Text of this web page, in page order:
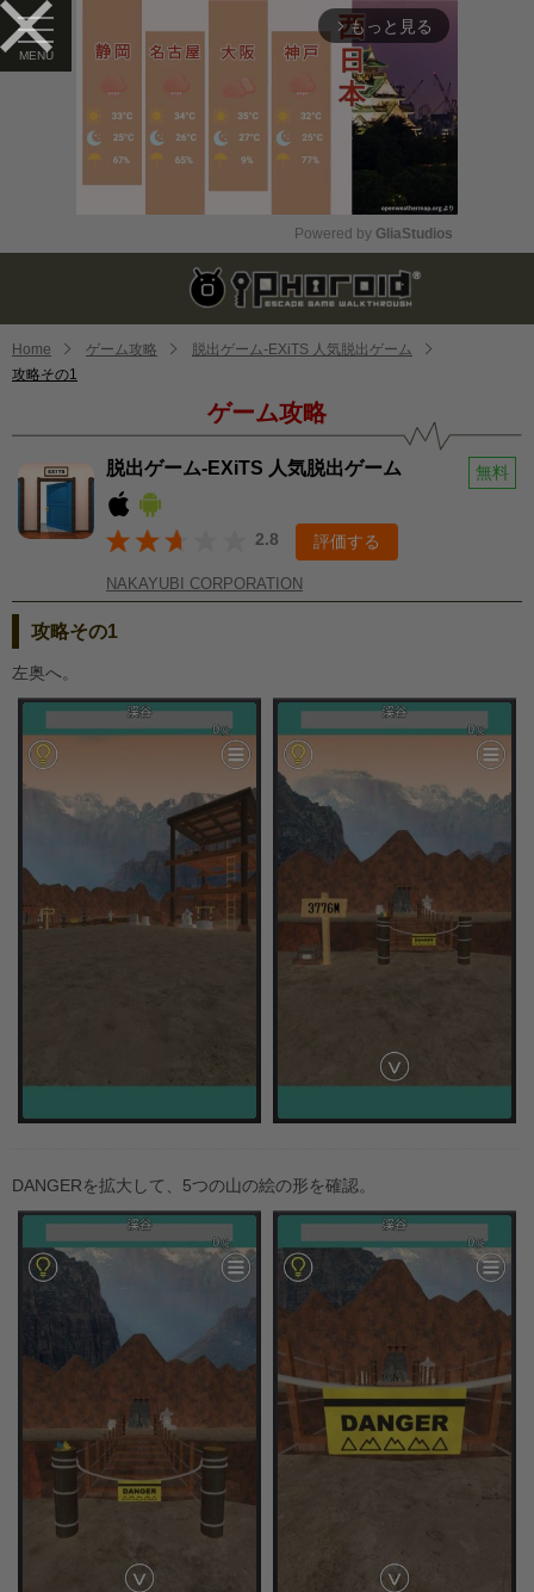
arrow_forward_ios もっと見る
Mute
Powered by GliaStudios
Home ゲーム攻略
脱出ゲーム-EXiTS 人気脱出ゲーム
攻略その1
ゲーム攻略
脱出ゲーム-EXiTS 人気脱出ゲーム 無料
2.8 評価する
NAKAYUBI CORPORATION
攻略その1
左奥へ。
DANGERを拡大して、5つの山の絵の形を確認。